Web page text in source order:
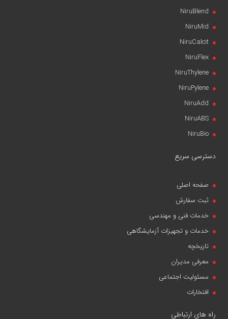
NiruBlend
NiruMid
NiruCalcit
NiruFlex
NiruThylene
NiruPylene
NiruAdd
NiruABS
NiruBio
دسترسی سریع
صفحه اصلی
ثبت سفارش
خدمات فنی و مهندسی
خدمات و تجهیزات آزمایشگاهی
تاریخچه
معرفی مدیران
مسئولیت اجتماعی
افتخارات
راه های ارتباطی